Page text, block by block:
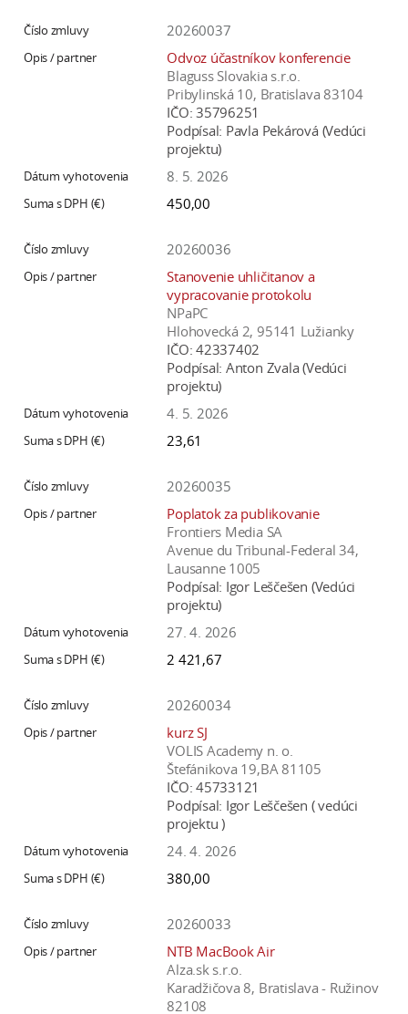
20260037
Odvoz účastníkov konferencie
Blaguss Slovakia s.r.o.
Pribylinská 10, Bratislava 83104
IČO: 35796251
Podpísal: Pavla Pekárová (Vedúci
projektu)
8. 5. 2026
450,00
20260036
Stanovenie uhličitanov a
vypracovanie protokolu
NPaPC
Hlohovecká 2, 95141 Lužianky
IČO: 42337402
Podpísal: Anton Zvala (Vedúci
projektu)
4. 5. 2026
23,61
20260035
Poplatok za publikovanie
Frontiers Media SA
Avenue du Tribunal-Federal 34,
Lausanne 1005
Podpísal: Igor Leščešen (Vedúci
projektu)
27. 4. 2026
2 421,67
20260034
kurz SJ
VOLIS Academy n. o.
Štefánikova 19,BA 81105
IČO: 45733121
Podpísal: Igor Leščešen ( vedúci
projektu )
24. 4. 2026
380,00
20260033
NTB MacBook Air
Alza.sk s.r.o.
Karadžičova 8, Bratislava - Ružinov
82108